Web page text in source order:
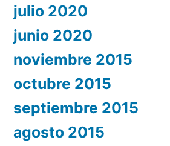
julio 2020
junio 2020
noviembre 2015
octubre 2015
septiembre 2015
agosto 2015